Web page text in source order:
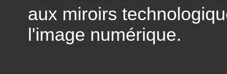
aux miroirs
l'image numérique.